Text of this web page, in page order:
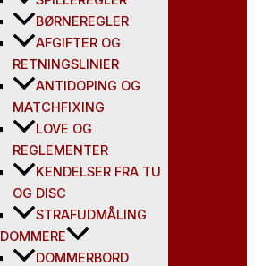
BØRNEREGLER
AFGIFTER OG
RETNINGSLINIER
ANTIDOPING OG
MATCHFIXING
LOVE OG
REGLEMENTER
KENDELSER FRA TU
OG DISC
STRAFUDMÅLING
DOMMERE
DOMMERBORD